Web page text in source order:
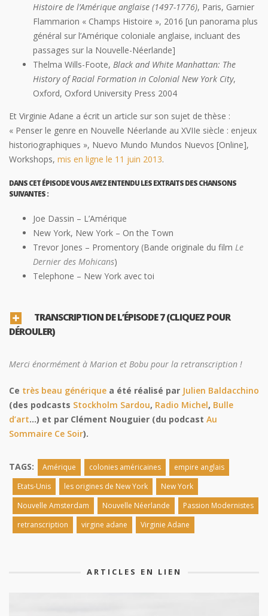
Histoire de l’Amérique anglaise (1497-1776), Paris, Garnier
Flammarion « Champs Histoire », 2016 [un panorama plus
général sur l’Amérique coloniale anglaise, incluant des
passages sur la Nouvelle-Néerlande]
Thelma Wills-Foote, Black and White Manhattan: The
History of Racial Formation in Colonial New York City,
Oxford, Oxford University Press 2004
Et Virginie Adane a écrit un article sur son sujet de thèse :
« Penser le genre en Nouvelle Néerlande au XVIIe siècle : enjeux
historiographiques », Nuevo Mundo Mundos Nuevos [Online],
Workshops, mis en ligne le 11 juin 2013.
DANS CET ÉPISODE VOUS AVEZ ENTENDU LES EXTRAITS DES CHANSONS
SUIVANTES :
Joe Dassin – L’Amérique
New York, New York – On the Town
Trevor Jones – Promentory (Bande originale du film Le
Dernier des Mohicans)
Telephone – New York avec toi
TRANSCRIPTION DE L’ÉPISODE 7 (CLIQUEZ POUR
DÉROULER)
Merci énormément à Marion et Bobu pour la retranscription !
Ce très beau générique a été réalisé par Julien Baldacchino
(des podcasts Stockholm Sardou, Radio Michel, Bulle
d’art…) et par Clément Nouguier (du podcast Au
Sommaire Ce Soir).
TAGS: Amérique colonies américaines
empire anglais
Etats-Unis
les origines de New York
New York
Nouvelle Amsterdam
Nouvelle Néerlande
Passion Modernistes
retranscription
virgine adane Virginie Adane
ARTICLES EN LIEN